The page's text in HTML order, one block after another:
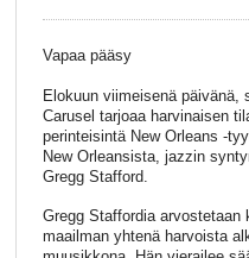
Vapaa pääsy
Elokuun viimeisenä päivänä,
Carusel tarjoaa harvinaisen
perinteisintä New Orleans -
New Orleansista, jazzin
Gregg Stafford.
Gregg Staffordia
maailman yhtenä harvoista